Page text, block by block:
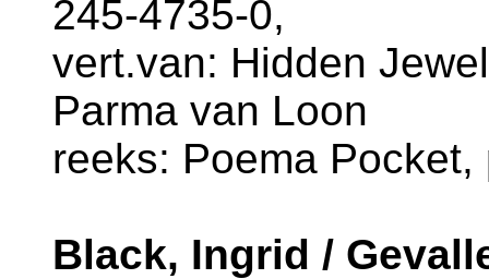
245-4735-0,
vert.van: Hidden
Parma van Loon
reeks: Poema
Black, Ingrid /